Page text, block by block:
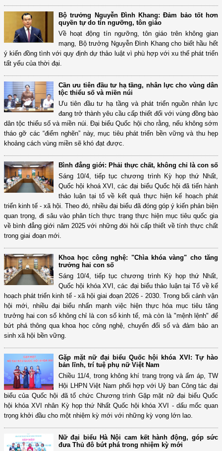
Bộ trưởng Nguyễn Đình Khang: Đảm bảo tốt hơn
quyền tự do tín ngưỡng, tôn giáo
Về hoạt động tín ngưỡng, tôn giáo trên không gian
mạng, Bộ trưởng Nguyễn Đình Khang cho biết hầu hết
ý kiến đồng tình với quy định dự thảo luật vì phù hợp với xu thế phát triển
tất yếu của thời đại.
Cần ưu tiên đầu tư hạ tầng, nhân lực cho vùng dân
tộc thiểu số và miền núi
Ưu tiên đầu tư hạ tầng và phát triển nguồn nhân lực
đang trở thành yêu cầu cấp thiết đối với vùng đồng bào
dân tộc thiểu số và miền núi. Đại biểu Quốc hội cho rằng, nếu không sớm
tháo gỡ các “điểm nghẽn” này, mục tiêu phát triển bền vững và thu hẹp
khoảng cách vùng miền sẽ khó đạt được.
Bình đẳng giới: Phải thực chất, không chỉ là con số
Sáng 10/4, tiếp tục chương trình Kỳ họp thứ Nhất,
Quốc hội khoá XVI, các đại biểu Quốc hội đã tiến hành
thảo luận tại tổ về kết quả thực hiện kế hoạch phát
triển kinh tế - xã hội. Theo đó, nhiều đại biểu đã đóng góp ý kiến phản biện
quan trọng, đi sâu vào phân tích thực trạng thực hiện mục tiêu quốc gia
về bình đẳng giới năm 2025 với những đòi hỏi cấp thiết về tính thực chất
trong giai đoạn mới.
Khoa học công nghệ: "Chìa khóa vàng" cho tăng
trưởng hai con số
Sáng 10/4, tiếp tục chương trình Kỳ họp thứ Nhất,
Quốc hội khóa XVI, các đại biểu thảo luận tại Tổ về kế
hoạch phát triển kinh tế - xã hội giai đoạn 2026 - 2030. Trong bối cảnh vận
hội mới, nhiều đại biểu nhấn mạnh việc hiện thực hóa mục tiêu tăng
trưởng hai con số không chỉ là con số kinh tế, mà còn là "mệnh lệnh" để
bứt phá thông qua khoa học công nghệ, chuyển đổi số và đảm bảo an
sinh xã hội bền vững.
Gặp mặt nữ đại biểu Quốc hội khóa XVI: Tự hào
bản lĩnh, trí tuệ phụ nữ Việt Nam
Chiều 11/4, trong không khí trang trọng và ấm áp, TW
Hội LHPN Việt Nam phối hợp với Uỷ ban Công tác đại
biểu của Quốc hội đã tổ chức Chương trình Gặp mặt nữ đại biểu Quốc
hội khóa XVI nhân Kỳ họp thứ Nhất Quốc hội khóa XVI - dấu mốc quan
trọng khởi đầu cho một nhiệm kỳ mới với những kỳ vọng lớn lao.
Nữ đại biểu Hà Nội cam kết hành động, góp sức
đưa Thủ đô bứt phá trong nhiệm kỳ mới